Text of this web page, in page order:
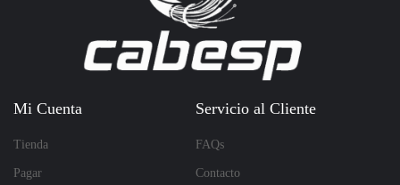
Mi Cuenta
Tienda
Pagar
Servicio al Cliente
FAQs
Contacto